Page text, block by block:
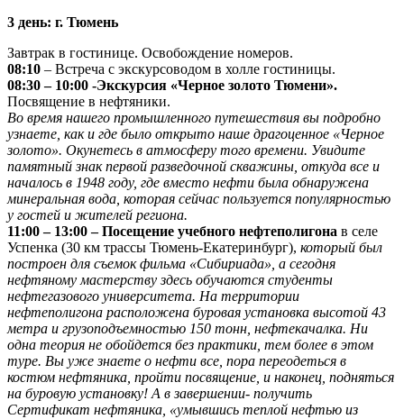
3 день: г. Тюмень
Завтрак в гостинице. Освобождение номеров.
08:10 – Встреча с экскурсоводом в холле гостиницы.
08:30 – 10:00 -Экскурсия «Черное золото Тюмени».
Посвящение в нефтяники.
Во время нашего промышленного путешествия вы подробно
узнаете, как и где было открыто наше драгоценное «Черное
золото». Окунетесь в атмосферу того времени. Увидите
памятный знак первой разведочной скважины, откуда все и
началось в 1948 году, где вместо нефти была обнаружена
минеральная вода, которая сейчас пользуется популярностью
у гостей и жителей региона.
11:00 – 13:00 – Посещение учебного нефтеполигона в селе
Успенка (30 км трассы Тюмень-Екатеринбург), который был
построен для съемок фильма «Сибириада», а сегодня
нефтяному мастерству здесь обучаются студенты
нефтегазового университета. На территории
нефтеполигона расположена буровая установка высотой 43
метра и грузоподъемностью 150 тонн, нефтекачалка. Ни
одна теория не обойдется без практики, тем более в этом
туре. Вы уже знаете о нефти все, пора переодеться в
костюм нефтяника, пройти посвящение, и наконец, подняться
на буровую установку! А в завершении- получить
Сертификат нефтяника, «умывшись теплой нефтью из